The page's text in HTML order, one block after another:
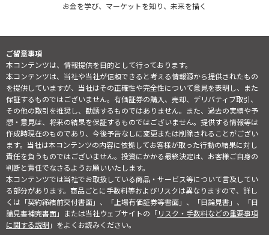
お金を学び、マーケットを知り、未来を描く
ご留意事項
本コンテンツは、情報提供を目的として行っております。
本コンテンツは、当社や当社が信頼できると考える情報源から提供されたもの
を提供していますが、当社はその正確性や完全性について意見を表明し、また
保証するものではございません。有価証券の購入、売却、デリバティブ取引、
その他の取引を推奨し、勧誘するものではありません。また、過去の実績や予
想・意見は、将来の結果を保証するものではございません。提供する情報等は
作成時現在のものであり、今後予告なしに変更または削除されることがござい
ます。当社は本コンテンツの内容に依拠してお客様が取った行動の結果に対し
責任を負うものではございません。投資にかかる最終決定は、お客様ご自身の
判断と責任でなさるようお願いいたします。
本コンテンツでは当社でお取扱している商品・サービス等について言及してい
る部分があります。商品ごとに手数料等およびリスクは異なりますので、詳し
くは「契約締結前交付書面」、「上場有価証券等書面」、「目論見書」、「目
論見書補完書面」または当社ウェブサイトの「リスク・手数料などの重要事項
に関する説明」をよくお読みください。